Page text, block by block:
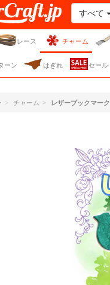
ドット・
すべて
レース チャーム
ーン はぎれ セール
チャーム レザーブックマーク